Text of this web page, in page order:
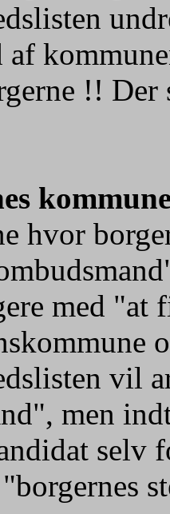
af
!!
hvor
med "at
vil
men
selv